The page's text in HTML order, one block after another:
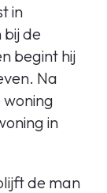
in
de
begint hij
Na
in
de man